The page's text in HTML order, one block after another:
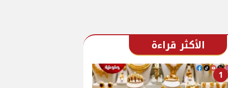
الأكثر قراءة
1